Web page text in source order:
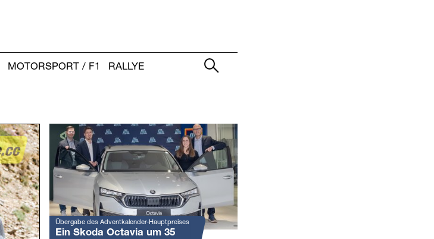
MOTORSPORT / F1
RALLYE
Weitere
Artikel:
Übergabe des Adventkalender-Hauptpreises
Ein Skoda Octavia um 35